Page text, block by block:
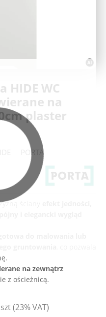
HIDE WC
na
plaster
PORTA
ściany
na zewnątrz
z ościeżnicą.
(23% VAT)